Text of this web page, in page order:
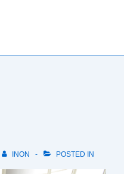
INON POSTED IN